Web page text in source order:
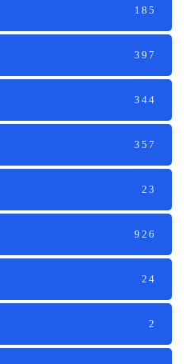
185
397
344
357
23
926
24
2